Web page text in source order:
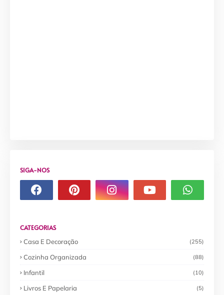
SIGA-NOS
CATEGORIAS
Casa E Decoração
(255)
Cozinha Organizada (88)
Infantil (10)
Livros E Papelaria (5)